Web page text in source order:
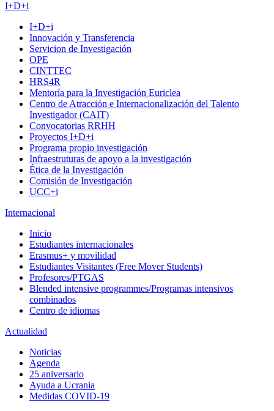
I+D+i
I+D+i
Innovación y Transferencia
Servicion de Investigación
OPE
CINTTEC
HRS4R
Mentoría para la Investigación Euriclea
Centro de Atracción e Internacionalización del Talento
Investigador (CAIT)
Convocatorias RRHH
Proyectos I+D+i
Programa propio investigación
Infraestruturas de apoyo a la investigación
Ética de la Investigación
Comisión de Investigación
UCC+i
Internacional
Inicio
Estudiantes internacionales
Erasmus+ y movilidad
Estudiantes Visitantes (Free Mover Students)
Profesores/PTGAS
Blended intensive programmes/Programas intensivos
combinados
Centro de idiomas
Actualidad
Noticias
Agenda
25 aniversario
Ayuda a Ucrania
Medidas COVID-19